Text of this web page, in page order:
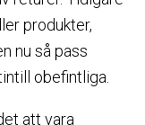
produkter,
nu så pass
obefintliga.
att vara